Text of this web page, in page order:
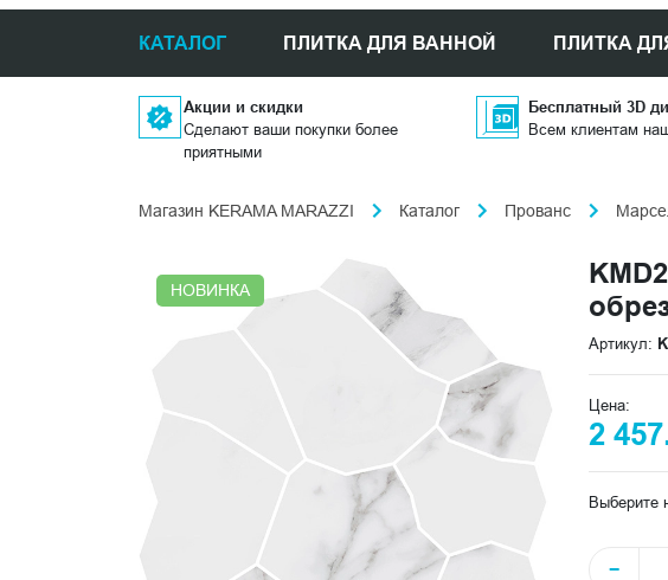
КАТАЛОГ ПЛИТКА ДЛЯ ВАННОЙ ПЛИТКА
Акции и скидки
Сделают ваши покупки более
приятными
Бесплатный 3D
Всем клиентам
Магазин KERAMA MARAZZI Каталог Прованс
НОВИНКА
Артикул:
Цена:
2
Выберите
−